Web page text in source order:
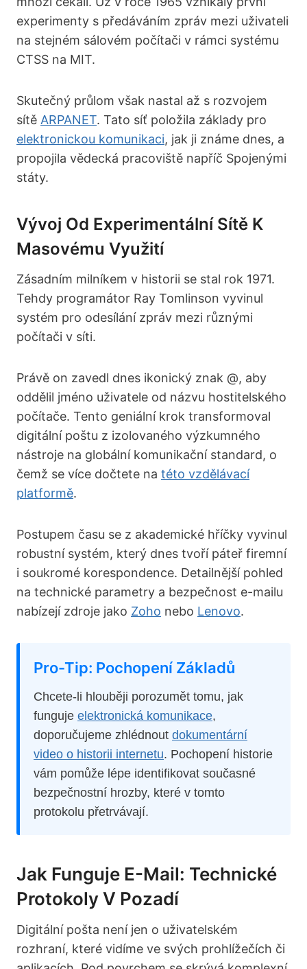
experimenty s předáváním zpráv mezi uživateli
na stejném sálovém počítači v rámci systému
CTSS na MIT.
Skutečný průlom však nastal až s rozvojem
sítě ARPANET. Tato síť položila základy pro
elektronickou komunikaci, jak ji známe dnes, a
propojila vědecká pracoviště napříč Spojenými
státy.
Vývoj Od Experimentální Sítě K
Masovému Využití
Zásadním milníkem v historii se stal rok 1971.
Tehdy programátor Ray Tomlinson vyvinul
systém pro odesílání zpráv mezi různými
počítači v síti.
Právě on zavedl dnes ikonický znak @, aby
oddělil jméno uživatele od názvu hostitelského
počítače. Tento geniální krok transformoval
digitální poštu z izolovaného výzkumného
nástroje na globální komunikační standard, o
čemž se více dočtete na této vzdělávací
platformě.
Postupem času se z akademické hříčky vyvinul
robustní systém, který dnes tvoří páteř firemní
i soukromé korespondence. Detailnější pohled
na technické parametry a bezpečnost e-mailu
nabízejí zdroje jako Zoho nebo Lenovo.
Pro-Tip: Pochopení Základů
Chcete-li hlouběji porozumět tomu, jak
funguje elektronická komunikace,
doporučujeme zhlédnout dokumentární
video o historii internetu. Pochopení historie
vám pomůže lépe identifikovat současné
bezpečnostní hrozby, které v tomto
protokolu přetrvávají.
Jak Funguje E-Mail: Technické
Protokoly V Pozadí
Digitální pošta není jen o uživatelském
rozhraní, které vidíme ve svých prohlížečích či